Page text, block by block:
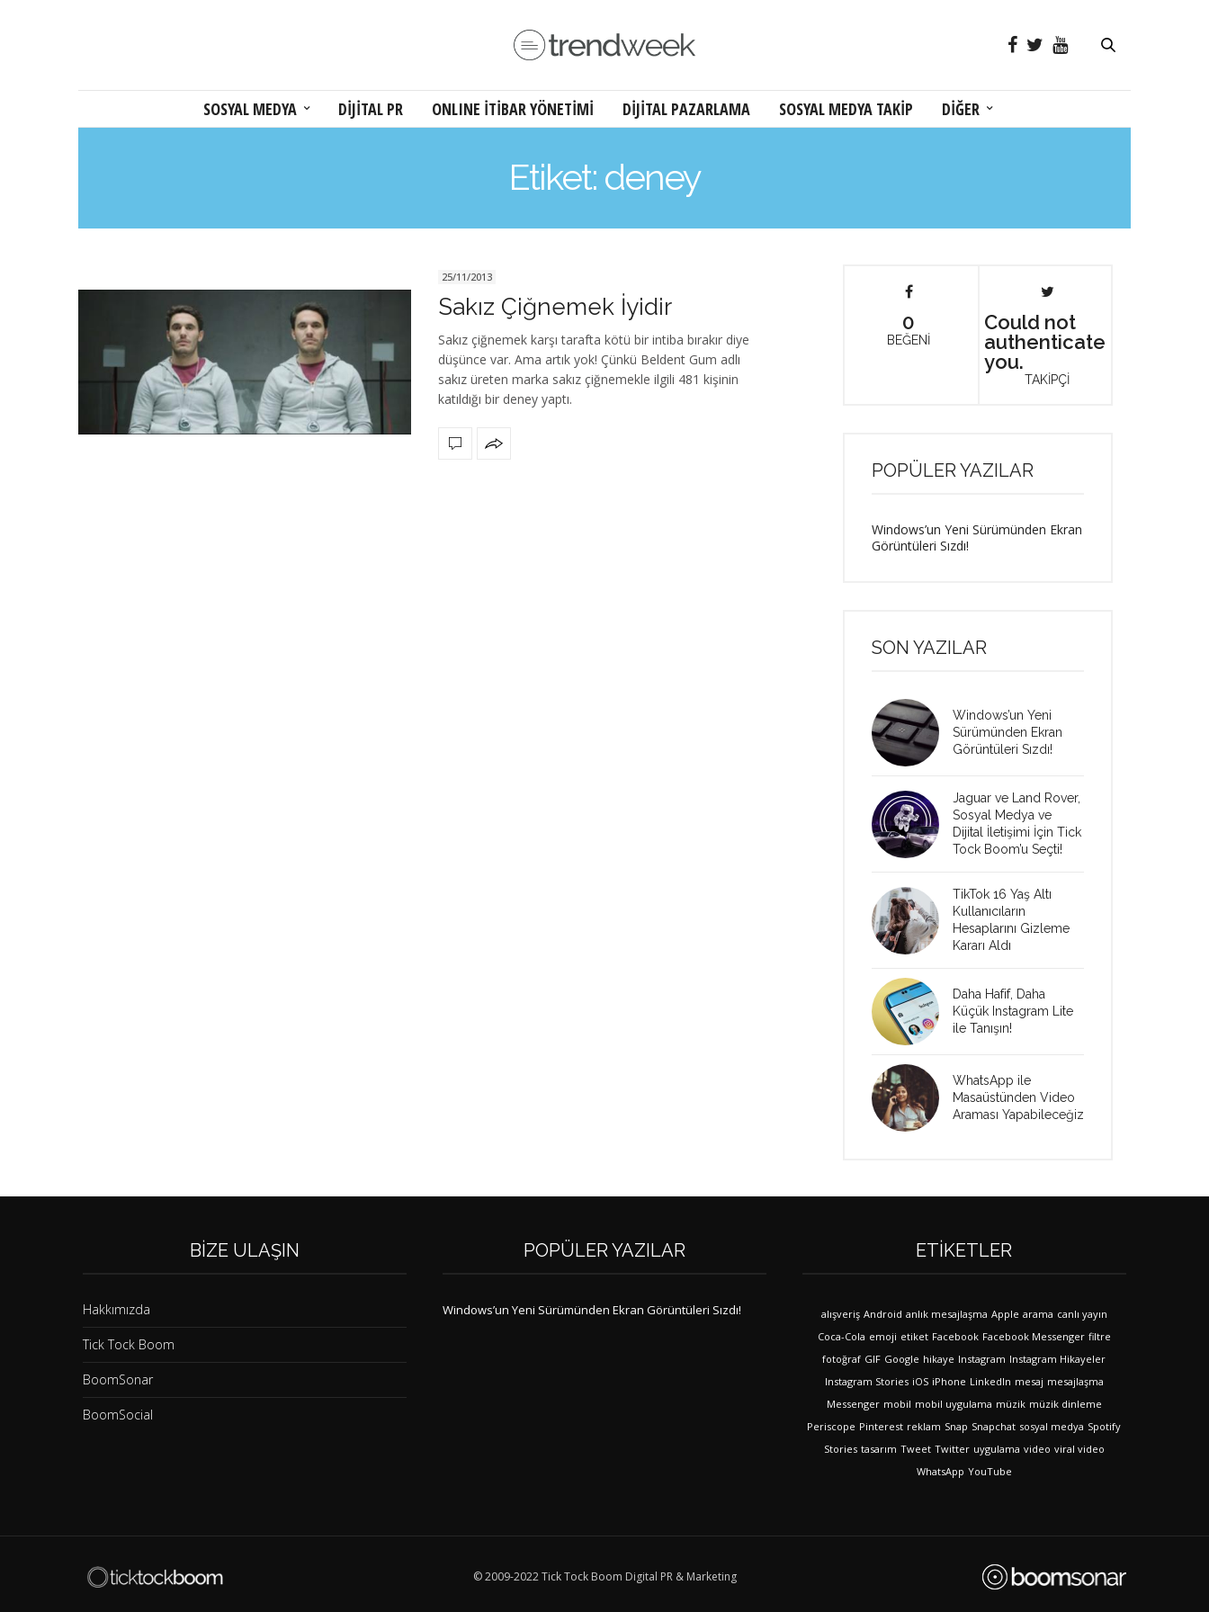
SOSYAL MEDYA DİJİTAL PR ONLINE İTİBAR YÖNETİMİ DİJİTAL PAZARLAMA SOSYAL MEDYA TAKİP DİĞER
Etiket: deney
25/11/2013
Sakız Çiğnemek İyidir
Sakız çiğnemek karşı tarafta kötü bir intiba bırakır diye
düşünce var. Ama artık yok! Çünkü Beldent Gum adlı
sakız üreten marka sakız çiğnemekle ilgili 481 kişinin
katıldığı bir deney yaptı.
0
BEĞENİ
Could not
authenticate
you.
TAKİPÇİ
POPÜLER YAZILAR
Windows’un Yeni Sürümünden Ekran
Görüntüleri Sızdı!
SON YAZILAR
Windows’un Yeni
Sürümünden Ekran
Görüntüleri Sızdı!
Jaguar ve Land Rover,
Sosyal Medya ve
Dijital İletişimi İçin Tick
Tock Boom’u Seçti!
TikTok 16 Yaş Altı
Kullanıcıların
Hesaplarını Gizleme
Kararı Aldı
Daha Hafif, Daha
Küçük Instagram Lite
ile Tanışın!
WhatsApp ile
Masaüstünden Video
Araması Yapabileceğiz
BIZE ULAŞIN
Hakkımızda
Tick Tock Boom
BoomSonar
BoomSocial
POPÜLER YAZILAR
Windows’un Yeni Sürümünden Ekran Görüntüleri Sızdı!
ETIKETLER
alışveriş Android anlık mesajlaşma Apple arama canlı yayın
Coca-Cola emoji etiket Facebook Facebook Messenger filtre
fotoğraf GIF Google hikaye Instagram Instagram Hikayeler
Instagram Stories iOS iPhone LinkedIn mesaj mesajlaşma
Messenger mobil mobil uygulama müzik müzik dinleme
Periscope Pinterest reklam Snap Snapchat sosyal medya Spotify
Stories tasarım Tweet Twitter uygulama video viral video
WhatsApp YouTube
© 2009-2022 Tick Tock Boom Digital PR & Marketing